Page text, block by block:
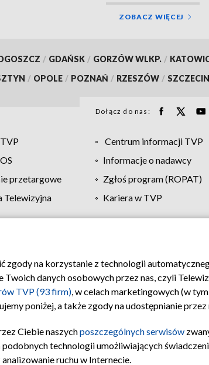
ZOBACZ WIĘCEJ
/ GDAŃSK / GORZÓW WLKP. /
/ OPOLE / POZNAŃ / RZESZÓW / SZCZECIN
Dołącz do nas:
Centrum informacji TVP
Informacje o nadawcy
przetargowe Zgłoś program (ROPAT)
Telewizyjna Kariera w TVP
Polityka prywatności Moje zgody
na korzystanie z technologii
danych osobowych przez nas, czyli
TVP (93 firm), w celach marketingowych (w
poniżej, a także zgody na udostępnianie
Ciebie naszychposzczególnych serwisów
technologii umożliwiających
ruchu w Internecie.